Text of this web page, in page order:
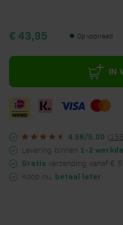
€ 43,95 Op voorraad
IN
4.56/5.00 (
Levering binnen 1-2
Gratis verzending vanaf €
Koop nu, betaal later